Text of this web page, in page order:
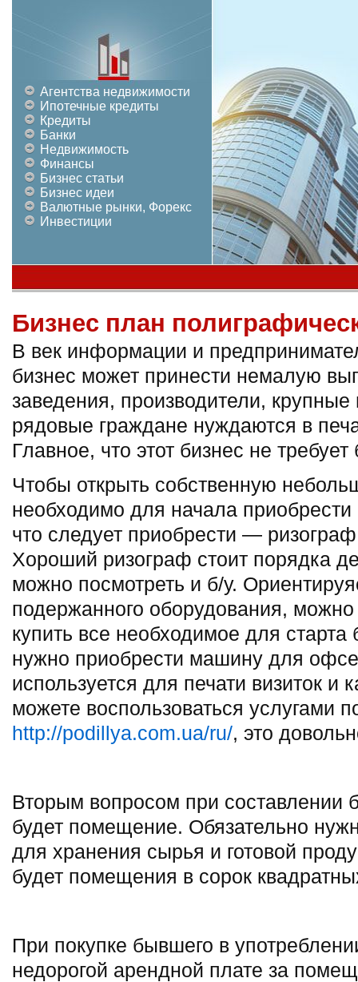
Агентства недвижимости
Ипотечные кредиты
Кредиты
Банки
Недвижимость
Финансы
Бизнес статьи
Бизнес идеи
Валютные рынки, Форекс
Инвестиции
Бизнес план
В век информации и
бизнес может принести немалую
заведения, производители,
рядовые граждане нуждаются в
Главное, что этот бизнес не
Чтобы открыть собственную
необходимо для начала
что следует приобрести —
Хороший ризограф стоит порядка
можно посмотреть и б/у.
подержанного оборудования,
купить все необходимое для старта
нужно приобрести машину для
используется для печати визиток и
можете воспользоваться услугами
http://podillya.com.ua/ru/, это
Вторым вопросом при составлении
будет помещение. Обязательно
для хранения сырья и готовой
будет помещения в сорок
При покупке бывшего в
недорогой арендной плате за